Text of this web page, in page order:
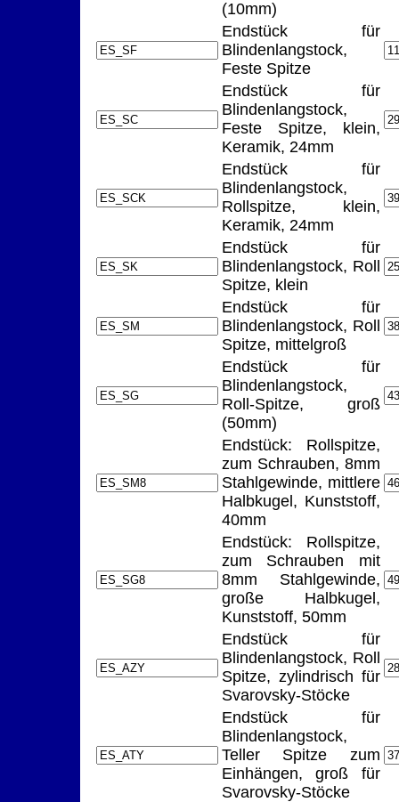
(10mm)
Endstück für
Blindenlangstock,
Feste Spitze
Endstück für
Blindenlangstock,
Feste Spitze, klein,
Keramik, 24mm
Endstück für
Blindenlangstock,
Rollspitze, klein,
Keramik, 24mm
Endstück für
Blindenlangstock, Roll
Spitze, klein
Endstück für
Blindenlangstock, Roll
Spitze, mittelgroß
Endstück für
Blindenlangstock,
Roll-Spitze, groß
(50mm)
Endstück: Rollspitze,
zum Schrauben, 8mm
Stahlgewinde, mittlere
Halbkugel, Kunststoff,
40mm
Endstück: Rollspitze,
zum Schrauben mit
8mm Stahlgewinde,
große Halbkugel,
Kunststoff, 50mm
Endstück für
Blindenlangstock, Roll
Spitze, zylindrisch für
Svarovsky-Stöcke
Endstück für
Blindenlangstock,
Teller Spitze zum
Einhängen, groß für
Svarovsky-Stöcke